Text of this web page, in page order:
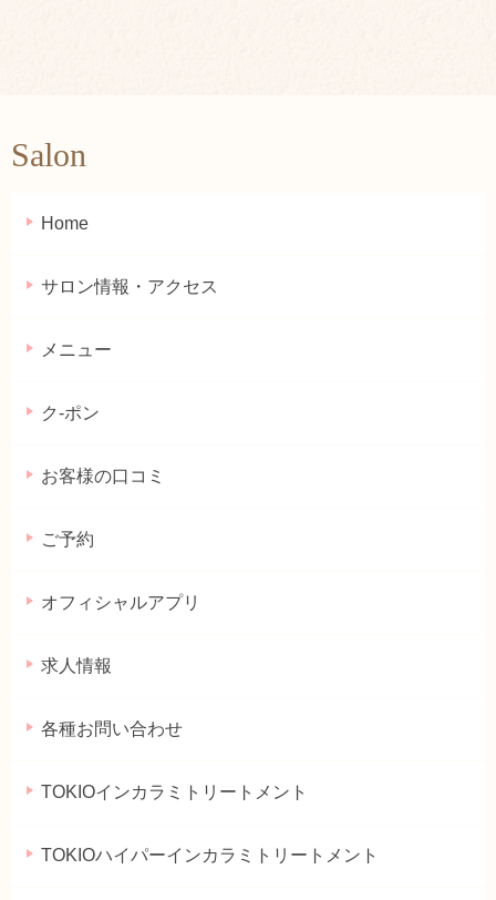
Salon
Home
サロン情報・アクセス
メニュー
ク-ポン
お客様の口コミ
ご予約
オフィシャルアプリ
求人情報
各種お問い合わせ
TOKIOインカラミトリートメント
TOKIOハイパーインカラミトリートメント